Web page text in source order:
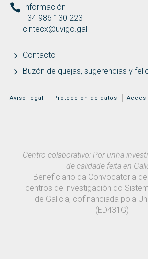
Información
+34 986 130 223
cintecx@uvigo.gal
Contacto
Buzón de quejas, sugerencias y
MENÚ ADICIONAL
Aviso legal Protección de datos
Centro colaborativo: Por unha
de calidade feita en
Beneficiario da Convocatoria
centros de investigación do
de Galicia, cofinanciada pola
(ED431G)